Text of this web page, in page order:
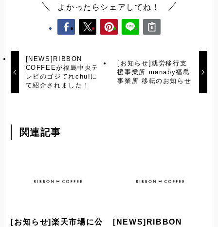
よかったらシェアしてね！
[NEWS]RIBBON
COFFEEが福島中央テ
レビのゴジてれchu!に
て紹介されました！
[お知らせ]就労移行支
援事業所 manaby福島
事業所 移転のお知らせ
関連記事
[お知らせ]楽天市場に公
[NEWS]RIBBON